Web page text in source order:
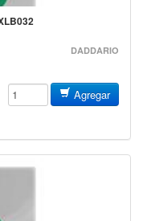
ADF-XLB032
DADDARIO
Agregar